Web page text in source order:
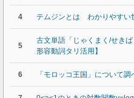
4 テムジンとは わかりやすい
5
古文単語「じゃくまく/せき
形容動詞タリ活用】
6 「モロッコ王国」について調